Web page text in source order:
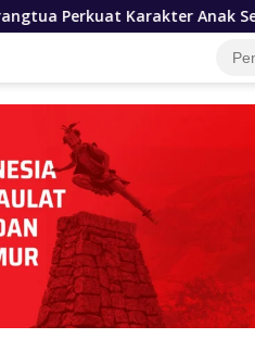
Sejak Dari Keluarga